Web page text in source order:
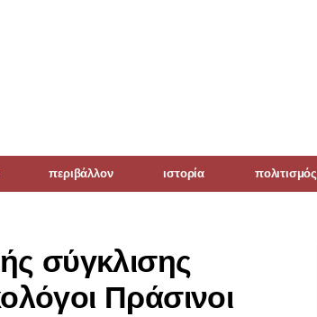
περιβάλλον ιστορία πολιτισμός
σύγκλισης
Πράσινοι